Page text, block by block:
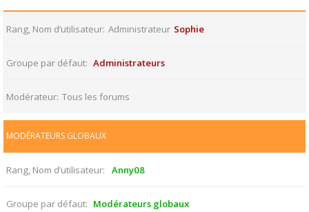
Rang, Nom d’utilisateur Administrateur Sophie
Groupe par défaut Administrateurs
Modérateur Tous les forums
MODÉRATEURS GLOBAUX
Rang, Nom d’utilisateur Anny08
Groupe par défaut Modérateurs globaux